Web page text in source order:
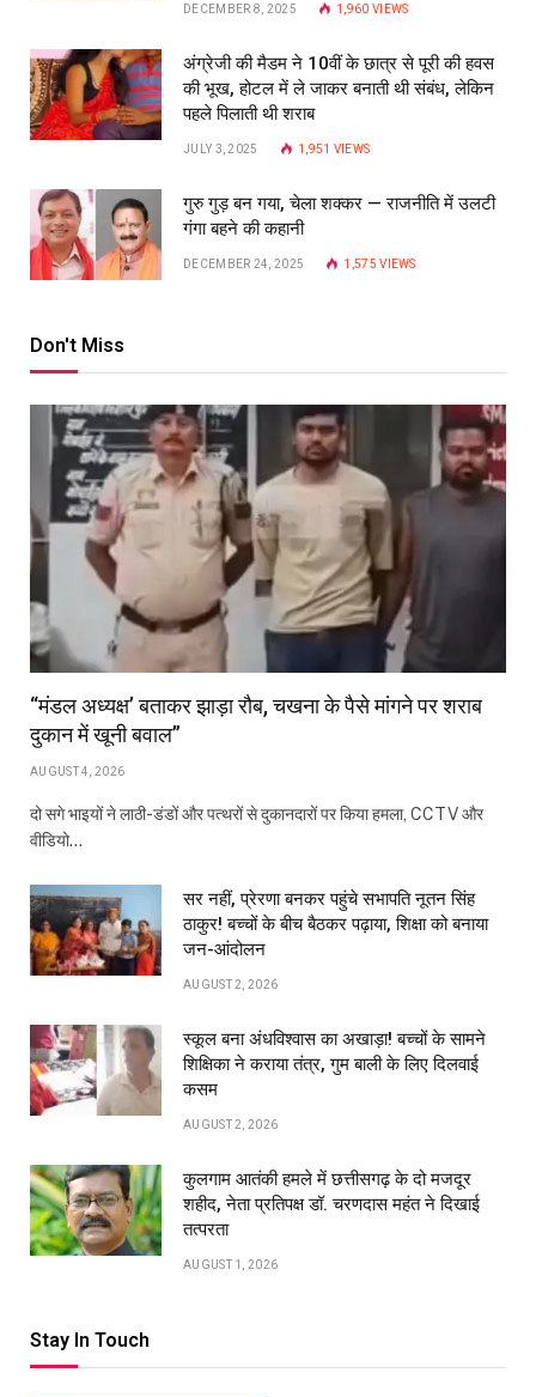
DECEMBER 8, 2025 1,960 VIEWS
अंग्रेजी की मैडम ने 10वीं के छात्र से पूरी की हवस
की भूख, होटल में ले जाकर बनाती थी संबंध, लेकिन
पहले पिलाती थी शराब
JULY 3, 2025 1,951 VIEWS
गुरु गुड़ बन गया, चेला शक्कर — राजनीति में उलटी
गंगा बहने की कहानी
DECEMBER 24, 2025 1,575VIEWS
Don't Miss
“मंडल अध्यक्ष’ बताकर झाड़ा रौब, चखना के पैसे मांगने पर शराब
दुकान में खूनी बवाल”
AUGUST 4, 2026
दो सगे भाइयों ने लाठी-डंडों और पत्थरों से दुकानदारों पर किया हमला, CCTV और
वीडियो…
सर नहीं, प्रेरणा बनकर पहुंचे सभापति नूतन सिंह
ठाकुर! बच्चों के बीच बैठकर पढ़ाया, शिक्षा को बनाया
जन-आंदोलन
AUGUST 2, 2026
स्कूल बना अंधविश्वास का अखाड़ा! बच्चों के सामने
शिक्षिका ने कराया तंत्र, गुम बाली के लिए दिलवाई
कसम
AUGUST 2, 2026
कुलगाम आतंकी हमले में छत्तीसगढ़ के दो मजदूर
शहीद, नेता प्रतिपक्ष डॉ. चरणदास महंत ने दिखाई
तत्परता
AUGUST 1, 2026
Stay In Touch